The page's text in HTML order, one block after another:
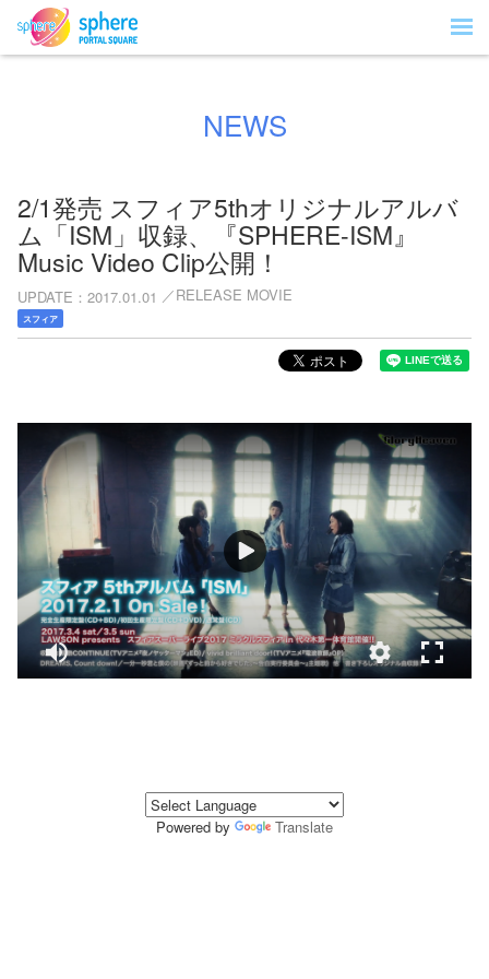
NEWS
2/1発売 スフィア5thオリジナルアルバ
ム「ISM」収録、『SPHERE-ISM』
Music Video Clip公開！
UPDATE 2017.01.01 RELEASE MOVIE
スフィア
Powered by Translate